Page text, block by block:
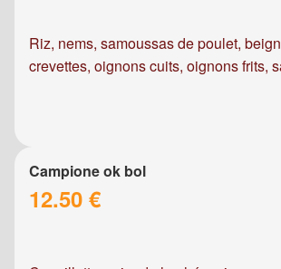
Riz, nems, samoussas de poulet,
crevettes, oignons cuits, oignons frits,
Campione ok bol
12.50 €